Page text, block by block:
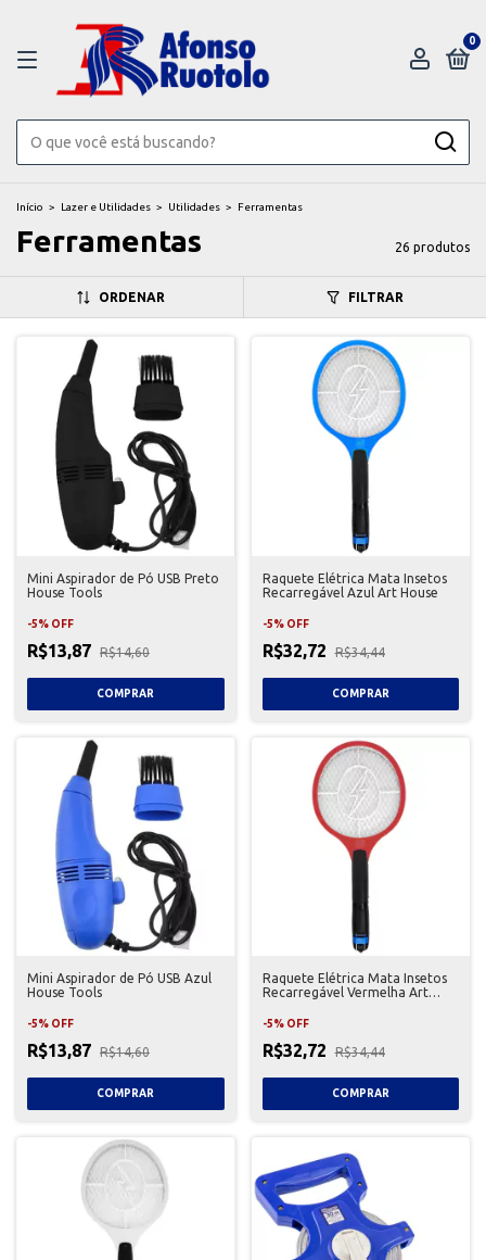
0
Início > Lazer e Utilidades > Utilidades > Ferramentas
Ferramentas 26 produtos
ORDENAR FILTRAR
Mini Aspirador de Pó USB Preto
House Tools
-5% OFF
R$13,87 R$14,60
Raquete Elétrica Mata Insetos
Recarregável Azul Art House
-5% OFF
R$32,72 R$34,44
Mini Aspirador de Pó USB Azul
House Tools
-5% OFF
R$13,87 R$14,60
Raquete Elétrica Mata Insetos
Recarregável Vermelha Art
-5% OFF
R$32,72 R$34,44